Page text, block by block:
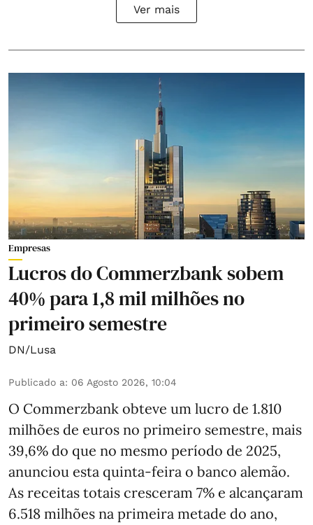
Ver mais
Empresas
Lucros do Commerzbank sobem
40% para 1,8 mil milhões no
primeiro semestre
DN/Lusa
Publicado a: 06 Agosto 2026, 10:04
O Commerzbank obteve um lucro de 1.810
milhões de euros no primeiro semestre, mais
39,6% do que no mesmo período de 2025,
anunciou esta quinta-feira o banco alemão.
As receitas totais cresceram 7% e alcançaram
6.518 milhões na primeira metade do ano,